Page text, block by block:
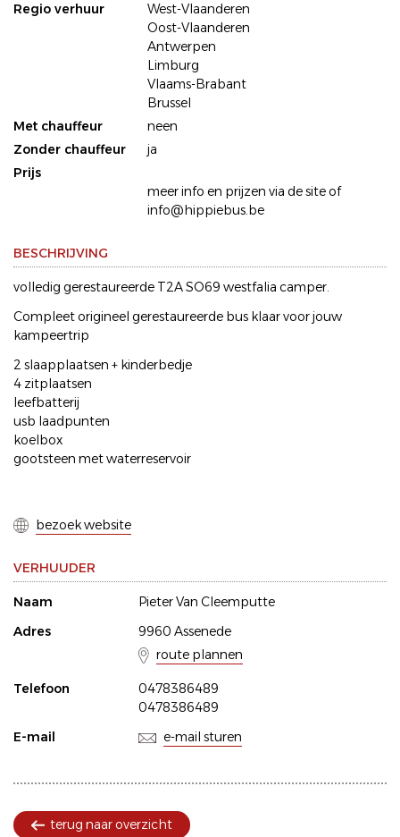
Regio verhuur
West-Vlaanderen
Oost-Vlaanderen
Antwerpen
Limburg
Vlaams-Brabant
Brussel
Met chauffeur
neen
Zonder chauffeur
ja
Prijs
meer info en prijzen via de site of
info@hippiebus.be
BESCHRIJVING
volledig gerestaureerde T2A SO69 westfalia camper.
Compleet origineel gerestaureerde bus klaar voor jouw
kampeertrip
2 slaapplaatsen + kinderbedje
4 zitplaatsen
leefbatterij
usb laadpunten
koelbox
gootsteen met waterreservoir
bezoek website
VERHUUDER
Naam
Pieter Van Cleemputte
Adres
9960 Assenede
route plannen
Telefoon
0478386489
0478386489
E-mail
e-mail sturen
terug naar overzicht